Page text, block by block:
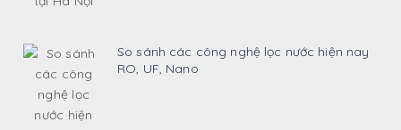
So sánh các công nghệ lọc nước hiện nay
RO, UF, Nano